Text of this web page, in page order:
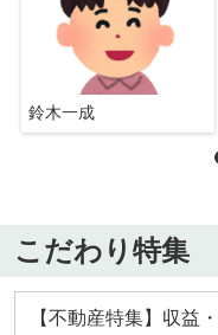
鈴木一成
こだわり特集
【不動産特集】収益